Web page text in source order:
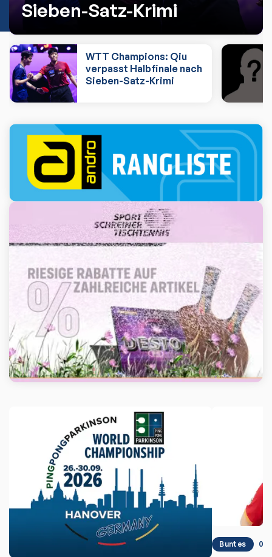
WTT Champions: Qiu
verpasst Halbfinale nach
Sieben-Satz-Krimi
Sieben-Satz-Krimi
Buntes